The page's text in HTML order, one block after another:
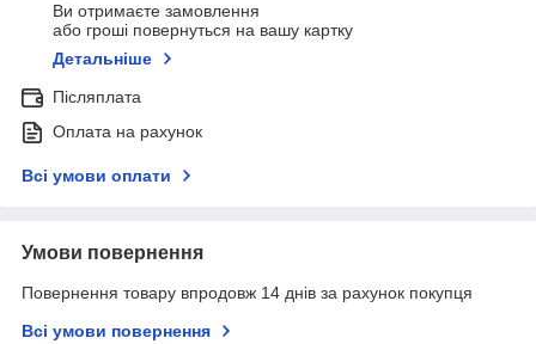
Ви отримаєте замовлення
або гроші повернуться на вашу картку
Детальніше
Післяплата
Оплата на рахунок
Всі умови оплати
Умови повернення
Повернення товару впродовж 14 днів за рахунок покупця
Всі умови повернення